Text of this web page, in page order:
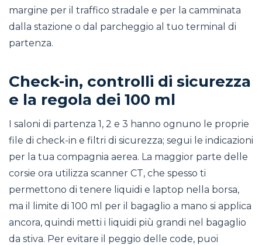
margine per il traffico stradale e per la camminata
dalla stazione o dal parcheggio al tuo terminal di
partenza.
Check-in, controlli di sicurezza
e la regola dei 100 ml
I saloni di partenza 1, 2 e 3 hanno ognuno le proprie
file di check-in e filtri di sicurezza; segui le indicazioni
per la tua compagnia aerea. La maggior parte delle
corsie ora utilizza scanner CT, che spesso ti
permettono di tenere liquidi e laptop nella borsa,
ma il limite di 100 ml per il bagaglio a mano si applica
ancora, quindi metti i liquidi più grandi nel bagaglio
da stiva. Per evitare il peggio delle code, puoi